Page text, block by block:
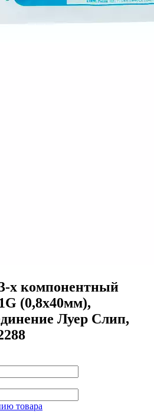
х компонентный
(0,8х40мм),
Луер Слип,
товара